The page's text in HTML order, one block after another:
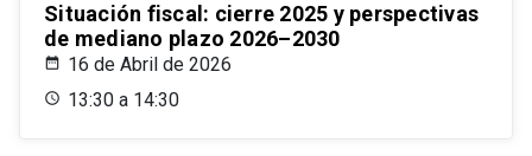
Situación fiscal: cierre 2025 y perspectivas
de mediano plazo 2026–2030
16 de Abril de 2026
13:30 a 14:30